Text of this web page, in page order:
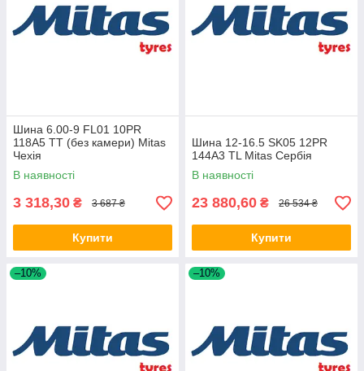
Шина 6.00-9 FL01 10PR
118A5 TT (без камери) Mitas
Чехія
В наявності
3 318,30 ₴ 3 687 ₴
Купити
Шина 12-16.5 SK05 12PR
144A3 TL Mitas Сербія
В наявності
23 880,60 ₴ 26 534 ₴
Купити
–10% –10%